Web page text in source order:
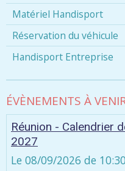
Matériel Handisport
Réservation du véhicule
Handisport Entreprise
ÉVÈNEMENTS À
Réunion - Calendrier
2027
Le 08/09/2026 de 10:30